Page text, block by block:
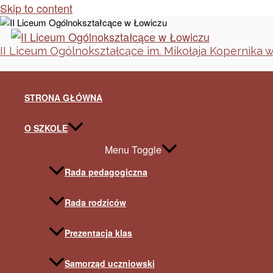
Skip to content
II Liceum Ogólnokształcące im. Mikołaja Kopernika
STRONA GŁÓWNA
O SZKOLE
Menu Toggle
Rada pedagogiczna
Rada rodziców
Prezentacja klas
Samorząd uczniowski